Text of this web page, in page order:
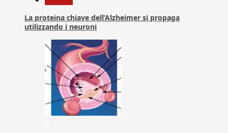
La proteina chiave dell’Alzheimer si propaga
utilizzando i neuroni